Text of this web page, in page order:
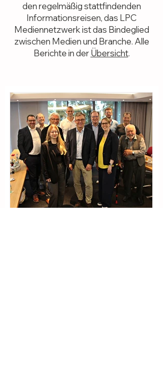
den regelmäßig stattfindenden
Informationsreisen, das LPC
Mediennetzwerk ist das Bindeglied
zwischen Medien und Branche. Alle
Berichte in derÜbersicht.